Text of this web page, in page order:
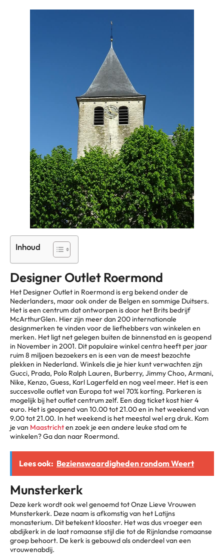
Inhoud
Designer Outlet Roermond
Het Designer Outlet in Roermond is erg bekend onder de
Nederlanders, maar ook onder de Belgen en sommige Duitsers.
Het is een centrum dat ontworpen is door het Brits bedrijf
McArthurGlen. Hier zijn meer dan 200 internationale
designmerken te vinden voor de liefhebbers van winkelen en
merken. Het ligt net gelegen buiten de binnenstad en is geopend
in November in 2001. Dit populaire winkel centra heeft per jaar
ruim 8 miljoen bezoekers en is een van de meest bezochte
plekken in Nederland. Winkels die je hier kunt verwachten zijn
Gucci, Prada, Polo Ralph Lauren, Burberry, Jimmy Choo, Armani,
Nike, Kenzo, Guess, Karl Lagerfeld en nog veel meer. Het is een
succesvolle outlet van Europa tot wel 70% korting. Parkeren is
mogelijk bij het outlet centrum zelf. Een dag ticket kost hier 4
euro. Het is geopend van 10.00 tot 21.00 en in het weekend van
9.00 tot 21.00. In het weekend is het meestal wel erg druk. Kom
je van Maastrichten zoek je een andere leuke stad om te
winkelen? Ga dan naar Roermond.
Lees ook: Bezienswaardigheden rondom Weert
Munsterkerk
Deze kerk wordt ook wel genoemd tot Onze Lieve Vrouwen
Munsterkerk. Deze naam is afkomstig van het Latijns
monasterium. Dit betekent klooster. Het was dus vroeger een
abdijkerk in de laat romaanse stijl die tot de Rijnlandse romaanse
groep behoort. De kerk is gebouwd als onderdeel van een
vrouwenabdij.